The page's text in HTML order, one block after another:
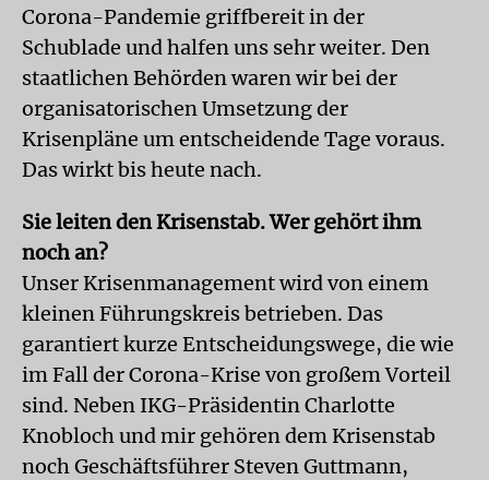
Corona-Pandemie griffbereit in der
Schublade und halfen uns sehr weiter. Den
staatlichen Behörden waren wir bei der
organisatorischen Umsetzung der
Krisenpläne um entscheidende Tage voraus.
Das wirkt bis heute nach.
Sie leiten den Krisenstab. Wer gehört ihm
noch an?
Unser Krisenmanagement wird von einem
kleinen Führungskreis betrieben. Das
garantiert kurze Entscheidungswege, die wie
im Fall der Corona-Krise von großem Vorteil
sind. Neben IKG-Präsidentin Charlotte
Knobloch und mir gehören dem Krisenstab
noch Geschäftsführer Steven Guttmann,